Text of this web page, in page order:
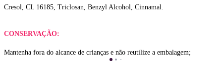
Cresol, CL 16185, Triclosan, Benzyl Alcohol, Cinnamal.
CONSERVAÇÃO:
Mantenha fora do alcance de crianças e não reutilize a embalagem;